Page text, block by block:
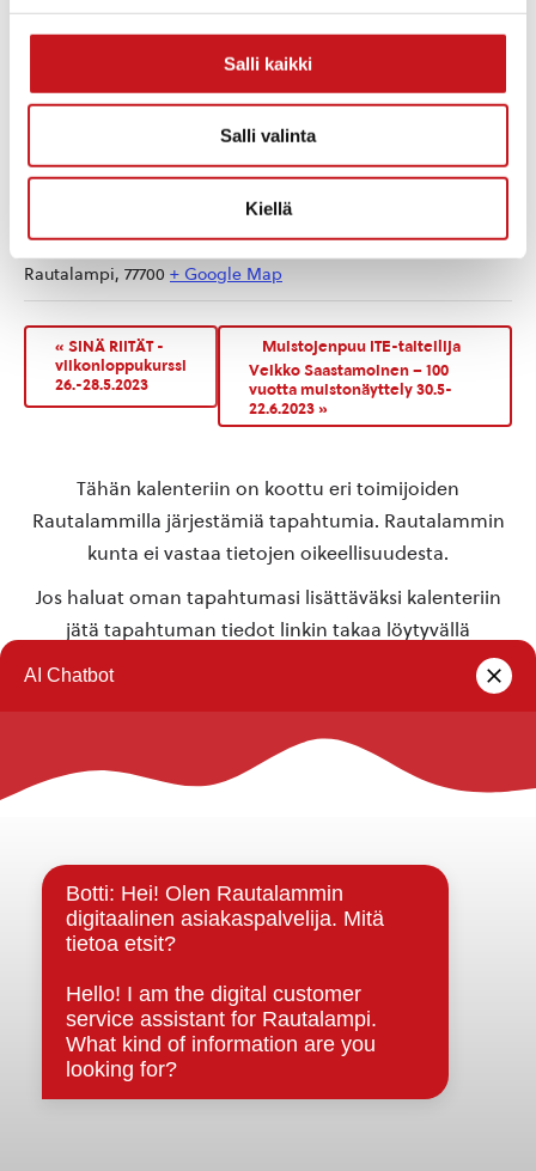
Salli kaikki
Salli valinta
Kiellä
Kurssilantie 2
Rautalampi, 77700 + Google Map
« SINÄ RIITÄT -
viikonloppukurssi
26.-28.5.2023
Muistojenpuu ITE-taiteilija
Veikko Saastamoinen – 100
vuotta muistonäyttely 30.5-
22.6.2023»
Tähän kalenteriin on koottu eri toimijoiden
Rautalammilla järjestämiä tapahtumia. Rautalammin
kunta ei vastaa tietojen oikeellisuudesta.
Jos haluat oman tapahtumasi lisättäväksi kalenteriin
jätä tapahtuman tiedot linkin takaa löytyvällä
Rautalammin kunta
Strategiat, ohjelmat, ohjeet, suunnitelmat, säännöt ja
sopimukset
Asiakirjajulkisuuskuvaus
Evästeet
Saavutettavuusseloste
Tietosuoja
Tietosuojaselosteet